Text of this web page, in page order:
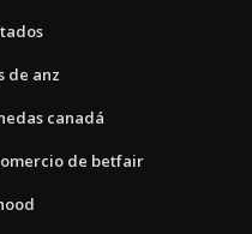
de anz
canadá
de betfair